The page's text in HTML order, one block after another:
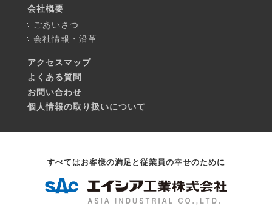
会社概要
ごあいさつ
会社情報・沿革
アクセスマップ
よくある質問
お問い合わせ
個人情報の取り扱いについて
すべてはお客様の満足と従業員の幸せのために